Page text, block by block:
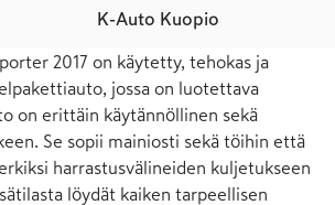
K-Auto Kuopio
2017 on käytetty, tehokas ja
jossa on luotettava
on erittäin käytännöllinen sekä
Se sopii mainiosti sekä töihin että
harrastusvälineiden kuljetukseen
löydät kaiken tarpeellisen